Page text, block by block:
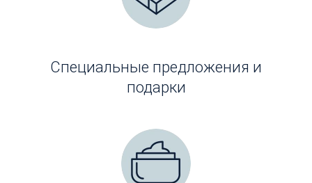
Специальные предложения и
подарки